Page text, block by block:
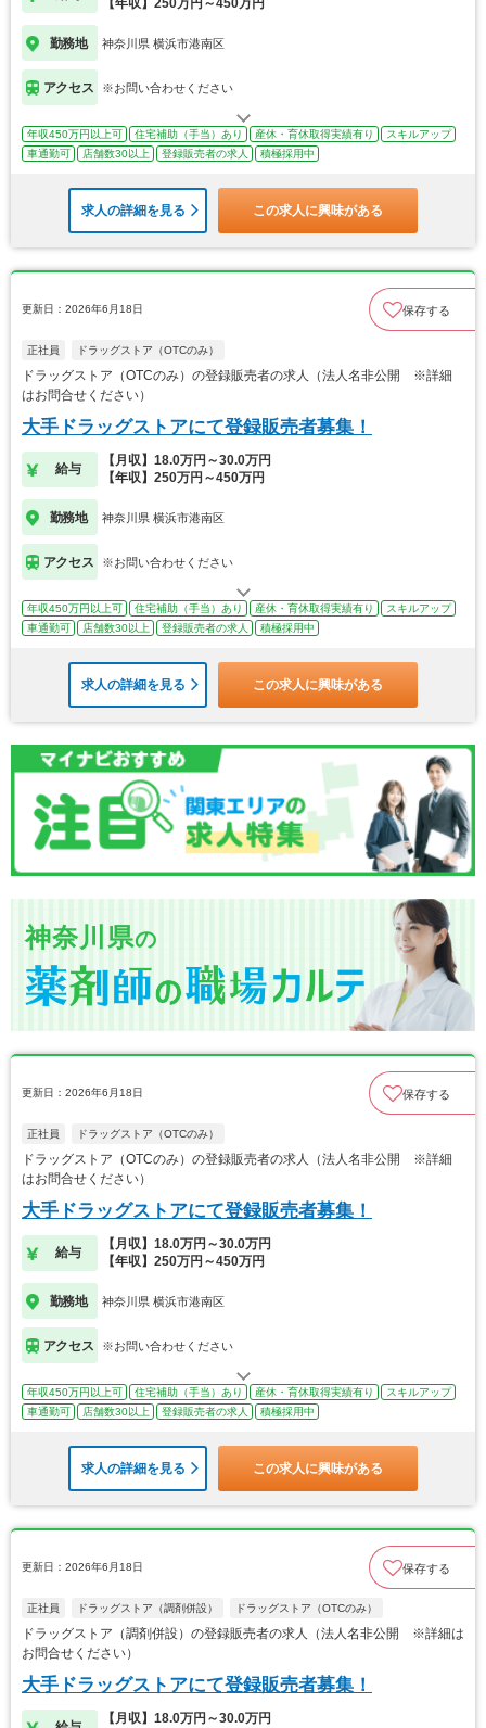
【年収】250万円～450万円
勤務地 神奈川県 横浜市港南区
アクセス ※お問い合わせください
年収450万円以上可 住宅補助（手当）あり 産休・育休取得実績有り
スキルアップ
車通勤可
店舗数30以上 登録販売者の求人 積極採用中
求人の詳細を見る この求人に興味がある
更新日：2026年6月18日 保存する
正社員 ドラッグストア（OTCのみ）
ドラッグストア（OTCのみ）の登録販売者の求人（法人名非公開 ※詳細
はお問合せください）
大手ドラッグストアにて登録販売者募集！
給与
【月収】18.0万円～30.0万円
【年収】250万円～450万円
勤務地 神奈川県 横浜市港南区
アクセス ※お問い合わせください
年収450万円以上可 住宅補助（手当）あり 産休・育休取得実績有り
スキルアップ
車通勤可
店舗数30以上 登録販売者の求人 積極採用中
求人の詳細を見る この求人に興味がある
神奈川県の
更新日：2026年6月18日 保存する
正社員 ドラッグストア（OTCのみ）
ドラッグストア（OTCのみ）の登録販売者の求人（法人名非公開 ※詳細
はお問合せください）
大手ドラッグストアにて登録販売者募集！
給与
【月収】18.0万円～30.0万円
【年収】250万円～450万円
勤務地 神奈川県 横浜市港南区
アクセス ※お問い合わせください
年収450万円以上可 住宅補助（手当）あり 産休・育休取得実績有り
スキルアップ
車通勤可
店舗数30以上 登録販売者の求人 積極採用中
求人の詳細を見る この求人に興味がある
更新日：2026年6月18日 保存する
正社員 ドラッグストア（調剤併設） ドラッグストア（OTCのみ）
ドラッグストア（調剤併設）の登録販売者の求人（法人名非公開 ※詳細は
お問合せください）
大手ドラッグストアにて登録販売者募集！
【月収】18.0万円～30.0万円